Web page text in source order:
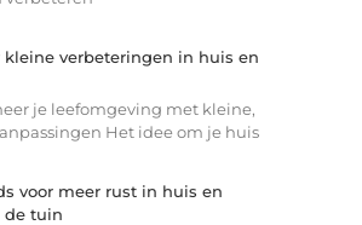
kleine verbeteringen in huis en
je leefomgeving met kleine,
Het idee om je huis
voor meer rust in huis en
de tuin